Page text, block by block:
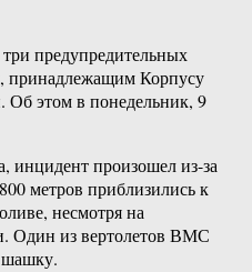
предупредительных
принадлежащим Корпусу
Об этом в понедельник, 9
инцидент произошел из-за
метров приблизились к
несмотря на
Один из вертолетов ВМС